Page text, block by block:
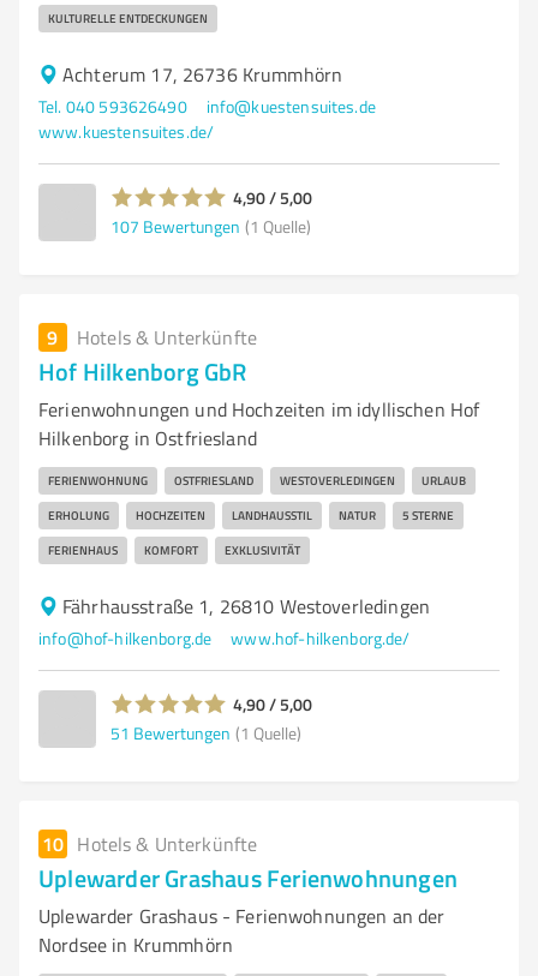
KULTURELLE ENTDECKUNGEN
Achterum 17, 26736 Krummhörn
Tel. 040 593626490
info@kuestensuites.de
www.kuestensuites.de/
4,90 / 5,00
107 Bewertungen (1 Quelle)
9 Hotels & Unterkünfte
Hof Hilkenborg GbR
Ferienwohnungen und Hochzeiten im idyllischen Hof
Hilkenborg in Ostfriesland
FERIENWOHNUNG OSTFRIESLAND WESTOVERLEDINGEN URLAUB
ERHOLUNG HOCHZEITEN LANDHAUSSTIL NATUR 5 STERNE
FERIENHAUS KOMFORT EXKLUSIVITÄT
Fährhausstraße 1, 26810 Westoverledingen
info@hof-hilkenborg.de www.hof-hilkenborg.de/
4,90 / 5,00
51 Bewertungen (1 Quelle)
10 Hotels & Unterkünfte
Uplewarder Grashaus Ferienwohnungen
Uplewarder Grashaus - Ferienwohnungen an der
Nordsee in Krummhörn